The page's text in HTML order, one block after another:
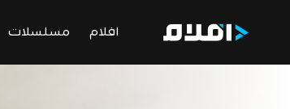
افلام مسلسلات